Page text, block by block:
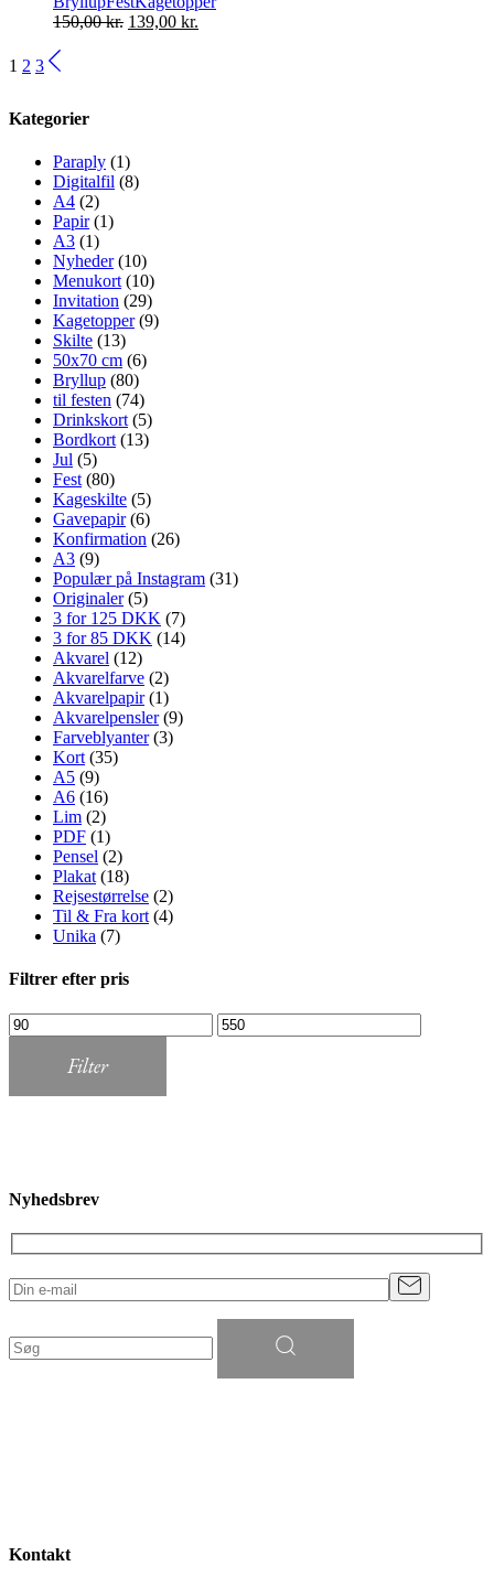
Mulighederne
kan
150,00kr. Den
139,00 kr.
1 2 3
Kategorier
Paraply (1)
Digitalfil (8)
A4 (2)
Papir (1)
A3 (1)
Nyheder (10)
Menukort (10)
Invitation (29)
Kagetopper (9)
Skilte (13)
50x70 cm (6)
Bryllup (80)
til festen (74)
Drinkskort (5)
Bordkort (13)
Jul (5)
Fest (80)
Kageskilte (5)
Gavepapir (6)
Konfirmation (26)
A3 (9)
Populær på Instagram (31)
Originaler (5)
3 for 125 DKK (7)
3 for 85 DKK (14)
Akvarel (12)
Akvarelfarve (2)
Akvarelpapir (1)
Akvarelpensler (9)
Farveblyanter (3)
Kort (35)
A5 (9)
A6 (16)
Lim (2)
PDF (1)
Pensel (2)
Plakat (18)
Rejsestørrelse (2)
Til & Fra kort (4)
Unika (7)
Filtrer efter pris
Mindste
pris
Højeste
pris
Filter
Nyhedsbrev
efter:
Kontakt